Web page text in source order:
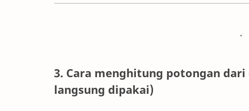
3. Cara menghitung potongan
langsung dipakai)